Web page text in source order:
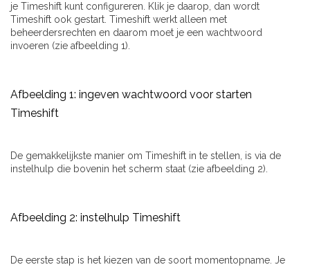
je Timeshift kunt configureren. Klik je daarop, dan wordt
Timeshift ook gestart. Timeshift werkt alleen met
beheerdersrechten en daarom moet je een wachtwoord
invoeren (zie afbeelding 1).
Afbeelding 1: ingeven wachtwoord voor starten
Timeshift
De gemakkelijkste manier om Timeshift in te stellen, is via de
instelhulp die bovenin het scherm staat (zie afbeelding 2).
Afbeelding 2: instelhulp Timeshift
De eerste stap is het kiezen van de soort momentopname. Je